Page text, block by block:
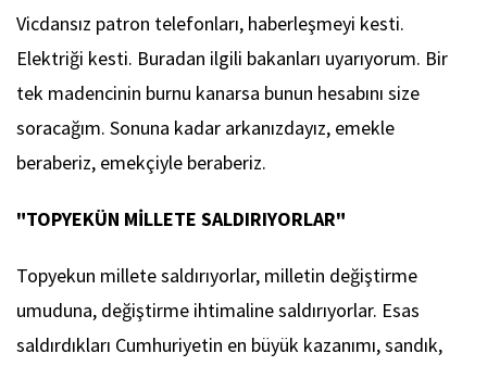
Vicdansız patron telefonları, haberleşmeyi kesti.
Elektriği kesti. Buradan ilgili bakanları uyarıyorum. Bir
tek madencinin burnu kanarsa bunun hesabını size
soracağım. Sonuna kadar arkanızdayız, emekle
beraberiz, emekçiyle beraberiz.
"TOPYEKÜN MİLLETE SALDIRIYORLAR"
Topyekun millete saldırıyorlar, milletin değiştirme
umuduna, değiştirme ihtimaline saldırıyorlar. Esas
saldırdıkları Cumhuriyetin en büyük kazanımı, sandık,